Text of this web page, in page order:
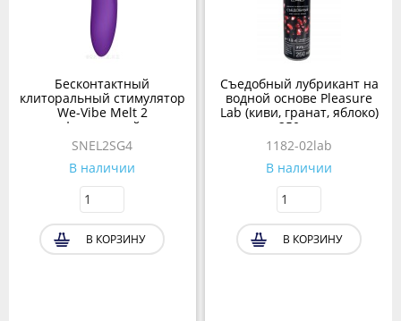
Бесконтактный
клиторальный стимулятор
We-Vibe Melt 2
фиолетовый
SNEL2SG4
В наличии
В КОРЗИНУ
Съедобный лубрикант на
водной основе Pleasure
Lab (киви, гранат, яблоко)
250 мл
1182-02lab
В наличии
В КОРЗИНУ